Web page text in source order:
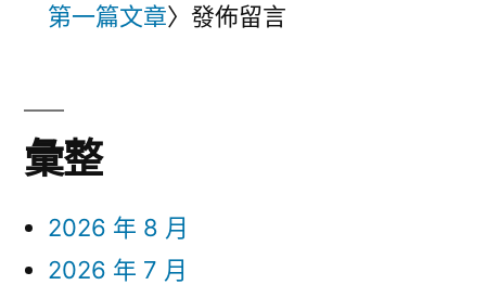
第一篇文章〉發佈留言
彙整
2026 年 8 月
2026 年 7 月